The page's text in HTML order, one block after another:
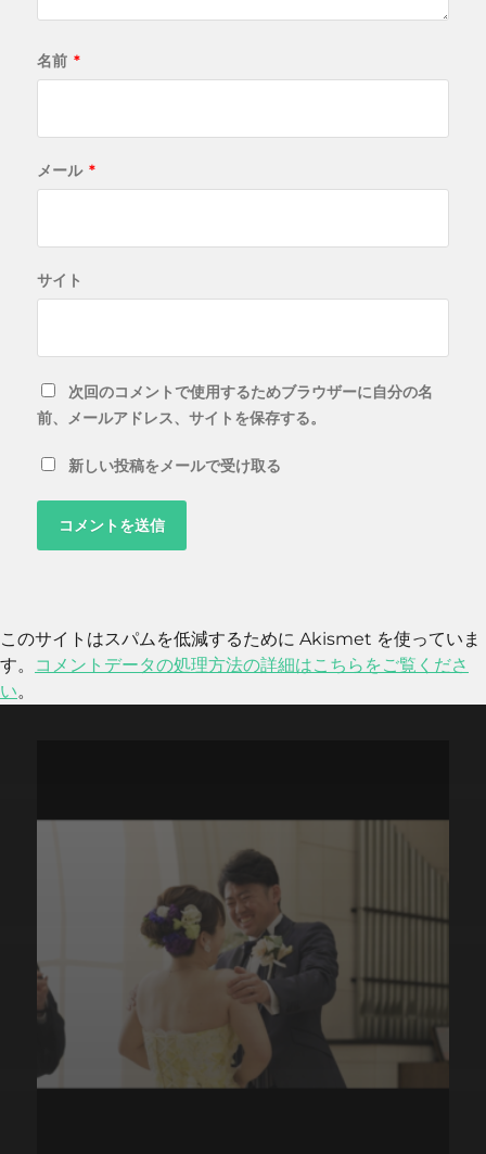
名前 *
メール *
サイト
次回のコメントで使用するためブラウザーに自分の名
前、メールアドレス、サイトを保存する。
新しい投稿をメールで受け取る
このサイトはスパムを低減するために Akismet を使っていま
す。
コメントデータの処理方法の詳細はこちらをご覧くださ
い。